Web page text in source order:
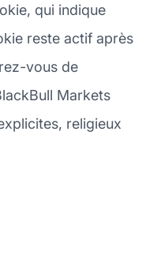
qui indique
reste actif après
vous de
Markets
religieux